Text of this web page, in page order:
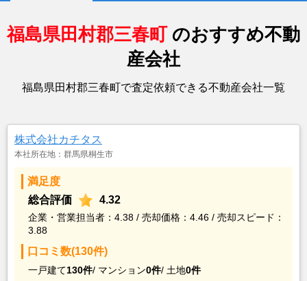
福島県田村郡三春町 のおすすめ不動
産会社
福島県田村郡三春町で査定依頼できる不動産会社一覧
株式会社カチタス
本社所在地：群馬県桐生市
満足度
総合評価
4.32
企業・営業担当者：4.38 / 売却価格：4.46 / 売却スピード：
3.88
口コミ数(130件)
一戸建て130件/ マンション0件/ 土地0件